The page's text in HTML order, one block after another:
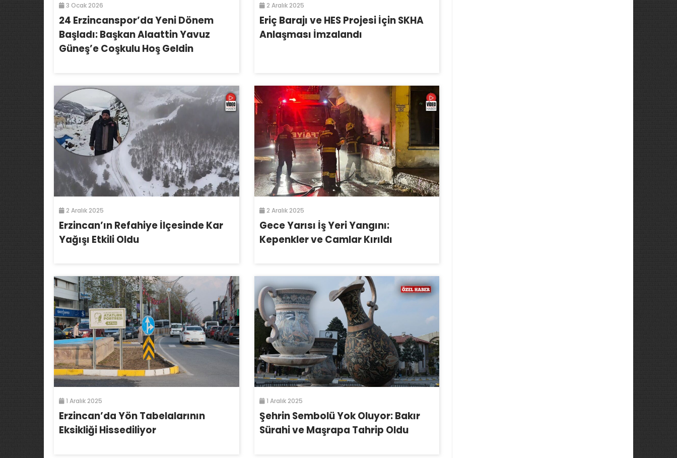
3 Ocak 2026
24 Erzincanspor’da Yeni Dönem
Başladı: Başkan Alaattin Yavuz
Güneş’e Coşkulu Hoş Geldin
2 Aralık 2025
Eriç Barajı ve HES Projesi İçin SKHA
Anlaşması İmzalandı
2 Aralık 2025
Erzincan’ın Refahiye İlçesinde Kar
Yağışı Etkili Oldu
2 Aralık 2025
Gece Yarısı İş Yeri Yangını:
Kepenkler ve Camlar Kırıldı
1 Aralık 2025
Erzincan’da Yön Tabelalarının
Eksikliği Hissediliyor
1 Aralık 2025
Şehrin Sembolü Yok Oluyor: Bakır
Sürahi ve Maşrapa Tahrip Oldu